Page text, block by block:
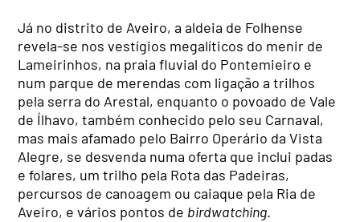
Já no distrito de Aveiro, a aldeia de Folhense
revela-se nos vestígios megalíticos do menir de
Lameirinhos, na praia fluvial do Pontemieiro e
num parque de merendas com ligação a trilhos
pela serra do Arestal, enquanto o povoado de Vale
de Ílhavo, também conhecido pelo seu Carnaval,
mas mais afamado pelo Bairro Operário da Vista
Alegre, se desvenda numa oferta que inclui padas
e folares, um trilho pela Rota das Padeiras,
percursos de canoagem ou caiaque pela Ria de
Aveiro, e vários pontos de birdwatching.